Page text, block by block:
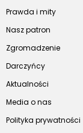
Prawda i mity
Nasz patron
Zgromadzenie
Darczyńcy
Aktualności
Media o nas
Polityka prywatności